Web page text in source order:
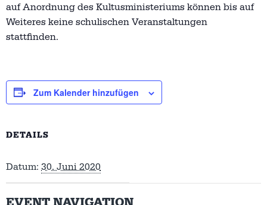
auf Anordnung des Kultusministeriums können bis auf
Weiteres keine schulischen Veranstaltungen
stattfinden.
Zum Kalender hinzufügen
DETAILS
Datum: 30. Juni 2020